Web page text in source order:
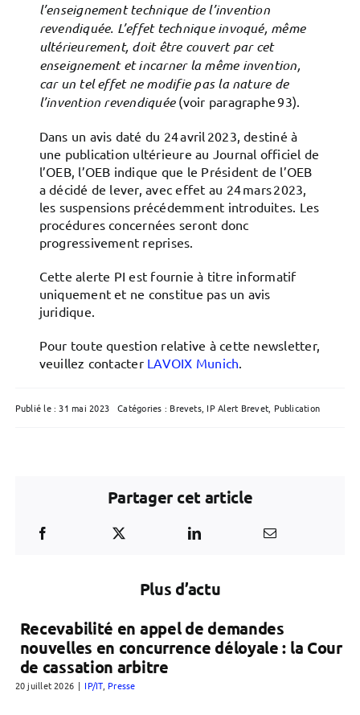
l’enseignement technique de l’invention
revendiquée. L’effet technique invoqué, même
ultérieurement, doit être couvert par cet
enseignement et incarner la même invention,
car un tel effet ne modifie pas la nature de
l’invention revendiquée(voir paragraphe 93).
Dans un avis daté du 24 avril 2023, destiné à
une publication ultérieure au Journal officiel de
l’OEB, l’OEB indique que le Président de l’OEB
a décidé de lever, avec effet au 24 mars 2023,
les suspensions précédemment introduites. Les
procédures concernées seront donc
progressivement reprises.
Cette alerte PI est fournie à titre informatif
uniquement et ne constitue pas un avis
juridique.
Pour toute question relative à cette newsletter,
veuillez contacter LAVOIX Munich.
Publié le : 31 mai 2023 Catégories : Brevets, IP Alert Brevet Publication
Partager cet article
Plus d’actu
Recevabilité en appel de demandes
nouvelles en concurrence déloyale : la Cour
de cassation arbitre
20 juillet 2026 | IP/IT, Presse